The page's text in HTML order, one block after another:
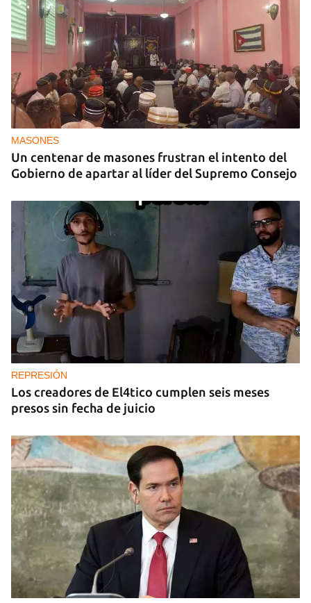
MASONES
Un centenar de masones frustran el intento del
Gobierno de apartar al líder del Supremo Consejo
REPRESIÓN
Los creadores de El4tico cumplen seis meses
presos sin fecha de juicio